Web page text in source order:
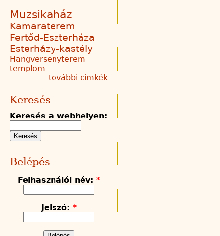
Muzsikaház
Kamaraterem
Fertőd-Eszterháza
Esterházy-kastély
Hangversenyterem
templom
további címkék
Keresés
Keresés a webhelyen:
Belépés
Felhasználói név: *
Jelszó: *